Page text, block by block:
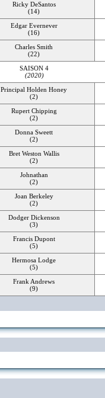
Ricky DeSantos
(14)
Edgar Evernever
(16)
Charles Smith
(22)
SAISON 4
(2020)
Principal Holden Honey
(2)
Rupert Chipping
(2)
Donna Sweett
(2)
Bret Weston Wallis
(2)
Johnathan
(2)
Joan Berkeley
(2)
Dodger Dickenson
(3)
Francis Dupont
(5)
Hermosa Lodge
(5)
Frank Andrews
(9)